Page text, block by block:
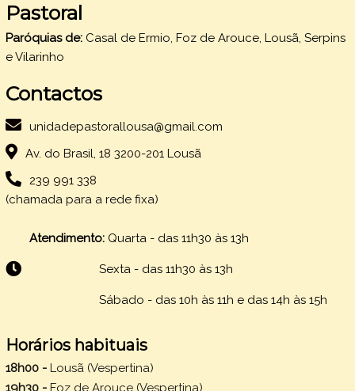
Pastoral
Paróquias de: Casal de Ermio, Foz de Arouce, Lousã, Serpins
e Vilarinho
Contactos
unidadepastorallousa@gmail.com
Av. do Brasil, 18 3200-201 Lousã
239 991 338
(chamada para a rede fixa)
Atendimento: Quarta - das 11h30 às 13h
Sexta - das 11h30 às 13h
Sábado - das 10h às 11h e das 14h às 15h
Horários habituais
18h00 - Lousã (Vespertina)
19h30 - Foz de Arouce (Vespertina)